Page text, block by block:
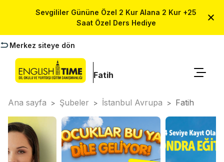
Sevgililer Gününe Özel 2 Kur Alana 2 Kur +25
Saat Özel Ders Hediye
Merkez siteye dön
Fatih
Ana sayfa > Şubeler > İstanbul Avrupa > Fatih